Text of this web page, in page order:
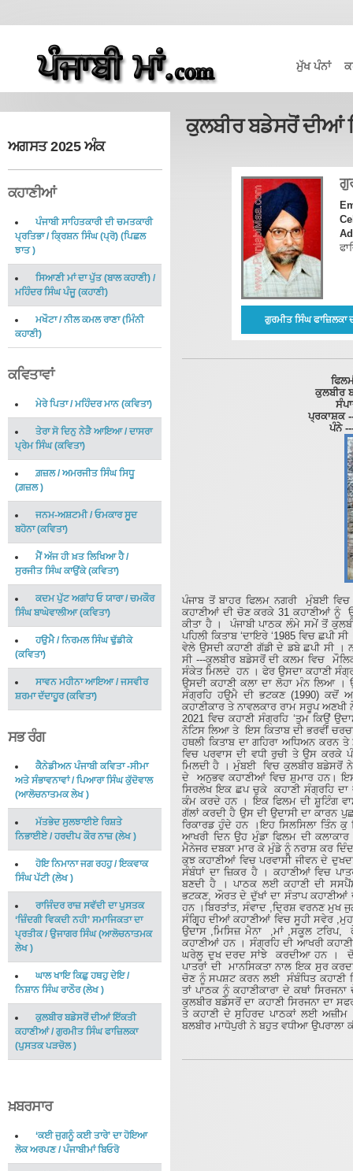
ਮੁੱਖ ਪੰਨਾਂ
ਅਗਸਤ 2025 ਅੰਕ
ਕਹਾਣੀਆਂ
ਪੰਜਾਬੀ ਸਾਹਿਤਕਾਰੀ ਦੀ ਚਮਤਕਾਰੀ
ਪ੍ਰਤਿਭਾ/ਕ੍ਰਿਸ਼ਨ ਸਿੰਘ (ਪ੍ਰੋ) (ਪਿਛਲ
ਝਾਤ)
ਸਿਆਣੀ ਮਾਂ ਦਾ ਪੁੱਤ (ਬਾਲ ਕਹਾਣੀ) /
ਮਹਿੰਦਰ ਸਿੰਘ ਪੰਜੂ(ਕਹਾਣੀ)
ਮਖੌਟਾ/ਨੀਲ ਕਮਲ ਰਾਣਾ(ਮਿੰਨੀ
ਕਹਾਣੀ)
ਕਵਿਤਾਵਾਂ
ਮੇਰੇ ਪਿਤਾ/ਮਹਿੰਦਰ ਮਾਨ(ਕਵਿਤਾ)
ਤੇਰਾ ਸੋ ਦਿਨੁ ਨੇੜੈ ਆਇਆ/ ਦਾਸਰਾ
ਪ੍ਰੇਮ ਸਿੰਘ(ਕਵਿਤਾ)
ਗ਼ਜ਼ਲ/ਅਮਰਜੀਤ ਸਿੰਘ ਸਿਧੂ
(ਗ਼ਜ਼ਲ)
ਜਨਮ-ਅਸ਼ਟਮੀ/ ਓਮਕਾਰ ਸੂਦ
ਬਹੋਨਾ(ਕਵਿਤਾ)
ਮੈਂ ਅੱਜ ਹੀ ਖ਼ਤ ਲਿਖਿਆ ਹੈ/
ਸੁਰਜੀਤ ਸਿੰਘ ਕਾਉਂਕੇ(ਕਵਿਤਾ)
ਕਦਮ ਪੁੱਟ ਅਗਾਂਹ ਓ ਯਾਰਾ/ ਚਮਕੌਰ
ਸਿੰਘ ਬਾਘੇਵਾਲੀਆ(ਕਵਿਤਾ)
ਹਉਮੈ/ਨਿਰਮਲ ਸਿੰਘ ਢੁੱਡੀਕੇ
(ਕਵਿਤਾ)
ਸਾਵਨ ਮਹੀਨਾ ਆਇਆ/ ਜਸਵੀਰ
ਸ਼ਰਮਾ ਦੱਦਾਹੂਰ(ਕਵਿਤਾ)
ਸਭ ਰੰਗ
ਕੈਨੇਡੀਅਨ ਪੰਜਾਬੀ ਕਵਿਤਾ -ਸੀਮਾ
ਅਤੇ ਸੰਭਾਵਨਾਵਾਂ/ਪਿਆਰਾ ਸਿੰਘ ਕੁੱਦੋਵਾਲ
(ਆਲੋਚਨਾਤਮਕ ਲੇਖ)
ਮੱਤਭੇਦ ਸੁਲਝਾਈਏ ਰਿਸ਼ਤੇ
ਨਿਭਾਈਏ/ ਹਰਦੀਪ ਕੌਰ ਨਾਜ਼(ਲੇਖ)
ਹੋਇ ਨਿਮਾਨਾ ਜਗ ਰਹਹੁ/ਇਕਵਾਕ
ਸਿੰਘ ਪੱਟੀ(ਲੇਖ)
ਰਾਜਿੰਦਰ ਰਾਜ਼ ਸਵੱਦੀ ਦਾ ਪੁਸਤਕ
‘ਜ਼ਿੰਦਗੀ ਵਿਕਦੀ ਨਹੀ’ ਸਮਾਜਿਕਤਾ ਦਾ
ਪ੍ਰਤੀਕ/ ਉਜਾਗਰ ਸਿੰਘ(ਆਲੋਚਨਾਤਮਕ
ਲੇਖ)
ਘਾਲ ਖਾਇ ਕਿਛੁ ਹਥਹੁ ਦੇਇ/
ਨਿਸ਼ਾਨ ਸਿੰਘ ਰਾਠੌਰ(ਲੇਖ)
ਕੁਲਬੀਰ ਬਡੇਸਰੋਂ ਦੀਆਂ ਇੱਕਤੀ
ਕਹਾਣੀਆਂ/ ਗੁਰਮੀਤ ਸਿੰਘ ਫਾਜ਼ਿਲਕਾ
(ਪੁਸਤਕ ਪੜਚੋਲ)
ਖ਼ਬਰਸਾਰ
‘ਕਈ ਜੁਗਨੂੰ ਕਈ ਤਾਰੇ’ ਦਾ ਹੋਇਆ
ਲੋਕ ਅਰਪਣ/ਪੰਜਾਬੀਮਾਂ ਬਿਓਰੋ
ਕੁਲਬੀਰ ਬਡੇਸਰੋਂ ਦੀਆਂ
ਗੁਰਮੀਤ ਸਿੰਘ
ਕੁਲਬੀਰ
ਪ੍ਰਕਾਸ਼ਕ
ਪੰਨੇ
ਪੰਜਾਬ ਤੋਂ ਬਾਹਰ ਫਿਲਮ ਨਗਰੀ ਮੁੰਬਈ ਵਿਚ
ਕਹਾਣੀਆਂ ਦੀ ਚੋਣ ਕਰਕੇ 31 ਕਹਾਣੀਆਂ ਨੂੰ
ਕੀਤਾ ਹੈ । ਪੰਜਾਬੀ ਪਾਠਕ ਲੰਮੇ ਸਮੇਂ ਤੋਂ
ਪਹਿਲੀ ਕਿਤਾਬ ‘ਦਾਇਰੇ ‘1985 ਵਿਚ ਛਪੀ
ਵੇਲੇ ਉਸਦੀ ਕਹਾਣੀ ਗੱਡੀ ਦੇ ਡਬੇ ਛਪੀ ਸੀ
ਸੀ ---ਕੁਲਬੀਰ ਬਡੇਸਰੋਂ ਦੀ ਕਲਮ ਵਿਚ
ਸੰਕੇਤ ਮਿਲਦੇ ਹਨ । ਫੇਰ ਉਸਦਾ ਕਹਾਣੀ
ਉਸਦੀ ਕਹਾਣੀ ਕਲਾ ਦਾ ਲੋਹਾ ਮੰਨ ਲਿਆ
ਸੰਗ੍ਰਹਿ ਹਉਮੈ ਦੀ ਭਟਕਣ (1990) ਕਦੋਂ
ਕਹਾਣੀਕਾਰ ਤੇ ਨਾਵਲਕਾਰ ਰਾਮ ਸਰੂਪ
2021 ਵਿਚ ਕਹਾਣੀ ਸੰਗ੍ਰਹਿ ‘ਤੁਮ ਕਿਉਂ
ਨੋਟਿਸ ਲਿਆ ਤੇ ਇਸ ਕਿਤਾਬ ਦੀ ਭਰਵੀਂ
ਹਥਲੀ ਕਿਤਾਬ ਦਾ ਗਹਿਰਾ ਅਧਿਅਨ ਕਰਨ
ਵਿਚ ਪਰਵਾਸ ਦੀ ਵਧੀ ਰੁਚੀ ਤੇ ਉਸ ਕਰਕੇ
ਮਿਲਦੀ ਹੈ । ਮੁੰਬਈ ਵਿਚ ਕੁਲਬੀਰ ਬਡੇਸਰੋਂ ਨੇ
ਦੇ ਅਨੁਭਵ ਕਹਾਣੀਆਂ ਵਿਚ ਸ਼ੁਮਾਰ ਹਨ।
ਸਿਰਲੇਖ ਇਕ ਛਪ ਚੁਕੇ ਕਹਾਣੀ ਸੰਗ੍ਰਹਿ ਦਾ
ਕੰਮ ਕਰਦੇ ਹਨ । ਇਕ ਫਿਲਮ ਦੀ ਸ਼ੂਟਿੰਗ
ਗੱਲਾਂ ਕਰਦੀ ਹੈ ਉਸ ਦੀ ਉਦਾਸੀ ਦਾ ਕਾਰਨ
ਰਿਕਾਰਡ ਹੁੰਦੇ ਹਨ ।ਇਹ ਸਿਲਸਿਲਾ ਤਿੰਨ
ਆਖਰੀ ਦਿਨ ਉਹ ਮੁੰਡਾ ਫਿਲਮ ਦੀ
ਮੈਨੇਜਰ ਦਬਕਾ ਮਾਰ ਕੇ ਮੁੰਡੇ ਨੂੰ ਨਰਾਸ਼ ਕਰ
ਕੁਝ ਕਹਾਣੀਆਂ ਵਿਚ ਪਰਵਾਸੀ ਜੀਵਨ ਦੇ
ਸੰਬੰਧਾਂ ਦਾ ਜ਼ਿਕਰ ਹੈ । ਕਹਾਣੀਆਂ ਵਿਚ
ਬਣਦੀ ਹੈ । ਪਾਠਕ ਲਈ ਕਹਾਣੀ ਦੀ
ਭਟਕਣ, ਔਰਤ ਦੇ ਦੁੱਖਾਂ ਦਾ ਸੰਤਾਪ ਕਹਾਣੀਆਂ
ਹਨ ।ਬਿਰਤਾਂਤ, ਸੰਵਾਦ ,ਦ੍ਰਿਸ਼ ਵਰਨਣ ਮੁਖ
ਸੰਗ੍ਰ੍ਹਿ ਦੀਆਂ ਕਹਾਣੀਆਂ ਵਿਚ ਸੂਹੀ ਸਵੇਰ
ਉਦਾਸ ,ਮਿਸਿਜ਼ ਮੈਨਾ ,ਮਾਂ ,ਸਕੂਲ ਟਰਿਪ,
ਕਹਾਣੀਆਂ ਹਨ । ਸੰਗ੍ਰਹਿ ਦੀ ਆਖਰੀ
ਘਰੇਲੂ ਦੁਖ ਦਰਦ ਸਾਂਝੇ ਕਰਦੀਆ ਹਨ ।
ਪਾਤਰਾਂ ਦੀ ਮਾਨਸਿਕਤਾ ਨਾਲ ਇਕ ਸੁਰ
ਚੋਣ ਨੂੰ ਸਪਸ਼ਟ ਕਰਨ ਲਈ ਸੰਬੰਧਿਤ ਕਹਾਣੀ
ਤਾਂ ਪਾਠਕ ਨੂੰ ਕਹਾਣੀਕਾਰਾ ਦੇ ਕਥਾਂ
ਕੁਲਬੀਰ ਬਡੇਸਰੋਂ ਦਾ ਕਹਾਣੀ ਸਿਰਜਨਾ ਦਾ
ਤੇ ਕਹਾਣੀ ਦੇ ਸੁਹਿਰਦ ਪਾਠਕਾਂ ਲਈ
ਬਲਬੀਰ ਮਾਧੋਪੁਰੀ ਨੇ ਬਹੁਤ ਵਧੀਆ ਉਪਰਾਲਾ